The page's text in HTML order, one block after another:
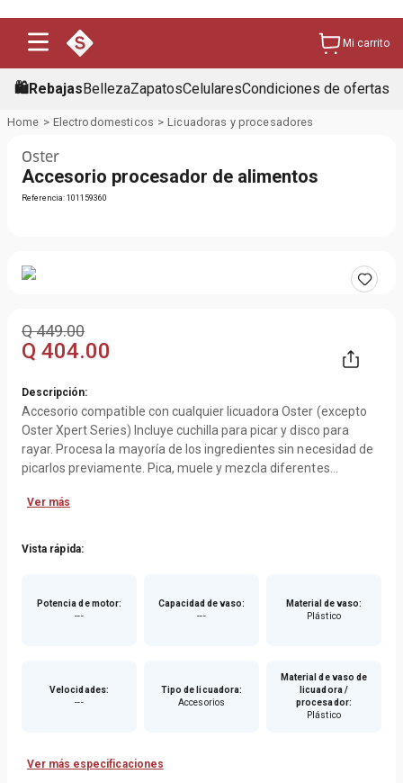
Mi carrito
🛍️RebajasBellezaZapatosCelularesCondiciones de ofertas
Electrodomesticos Licuadoras y procesadores
Oster
Accesorio procesador de alimentos
Referencia:101159360
Q449.00
Q 404.00
Descripción:
Accesorio compatible con cualquier licuadora Oster (excepto
Oster Xpert Series) Incluye cuchilla para picar y disco para
rayar. Procesa la mayoría de los ingredientes sin necesidad de
picarlos previamente. Pica, muele y mezcla diferentes
variedad de recetas en tan sólo unos segundos. Ensamblaje
diferentes ingredientes.strongEspecificaciones:/strong-
Marca: Oster
Ver más
Vista rápida:
Potencia de motor:
---
Capacidad de vaso:
---
Material de vaso:
Plástico
Velocidades:
---
Tipo de licuadora:
Accesorios
Material de vaso de
licuadora /
procesador:
Plástico
Ver más especificaciones